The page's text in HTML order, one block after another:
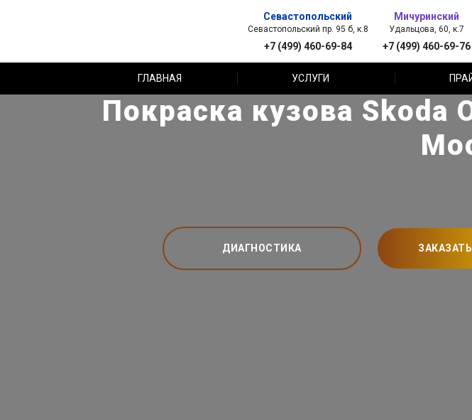
Севастопольский
Севастопольский пр. 95 б, к.8
+7 (499) 460-69-84
Мичуринский
Удальцова, 60, к.7
+7 (499) 460-69-76
ГЛАВНАЯ УСЛУГИ
Покраска кузова
ДИАГНОСТИКА